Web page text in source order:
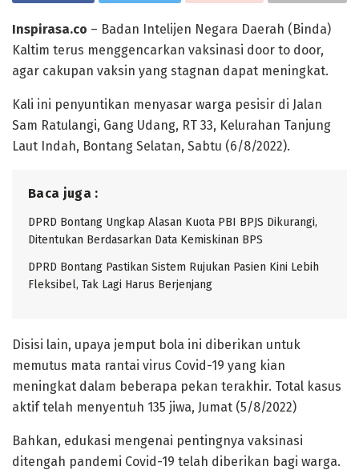
Inspirasa.co – Badan Intelijen Negara Daerah (Binda)
Kaltim terus menggencarkan vaksinasi door to door,
agar cakupan vaksin yang stagnan dapat meningkat.
Kali ini penyuntikan menyasar warga pesisir di Jalan
Sam Ratulangi, Gang Udang, RT 33, Kelurahan Tanjung
Laut Indah, Bontang Selatan, Sabtu (6/8/2022).
Baca juga :
DPRD Bontang Ungkap Alasan Kuota PBI BPJS Dikurangi,
Ditentukan Berdasarkan Data Kemiskinan BPS
DPRD Bontang Pastikan Sistem Rujukan Pasien Kini Lebih
Fleksibel, Tak Lagi Harus Berjenjang
Disisi lain, upaya jemput bola ini diberikan untuk
memutus mata rantai virus Covid-19 yang kian
meningkat dalam beberapa pekan terakhir. Total kasus
aktif telah menyentuh 135 jiwa, Jumat (5/8/2022)
Bahkan, edukasi mengenai pentingnya vaksinasi
ditengah pandemi Covid-19 telah diberikan bagi warga.